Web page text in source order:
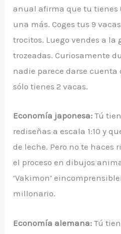
anual afirma que tu tienes
una más. Coges tus 9
trocitos. Luego vendes a la
trozeadas. Curiosamente
nadie parece darse cuenta
sólo tienes 2 vacas.
Economía japonesa: Tú
rediseñas a escala 1:10 y
de leche. Pero no te haces
el proceso en dibujos
‘Vakimon’
millonario.
Economía alemana: Tú